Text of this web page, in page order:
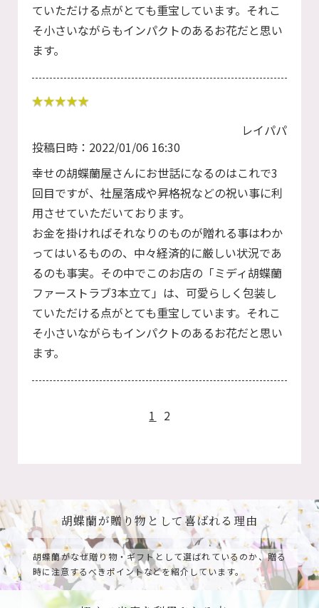
ていただける点がとても重宝しています。それこ
そ小さいながらもインパクトのあるお花だと思い
ます。
レイパパ
投稿日時：2022/01/06 16:30
幸せの胡蝶蘭屋さんにお世話になるのはこれで3
回目ですが、社屋落成や昇格祝などの祝い事に利
用させていただいております。
お金を掛ければそれなりのものが贈れる事はわか
ってはいるものの、中々経済的に厳しい状況であ
るのも事実。その中でこのお店の「ミディ胡蝶蘭
ファーストラブ3本立て」は、可愛らしく包装し
ていただける点がとても重宝しています。それこ
そ小さいながらもインパクトのあるお花だと思い
ます。
1 2
胡蝶蘭が贈り物として喜ばれる理由
胡蝶蘭がなぜ贈り物・ギフトとして選ばれているのか、贈る
時に注意するべきポイントなどを紹介しています。